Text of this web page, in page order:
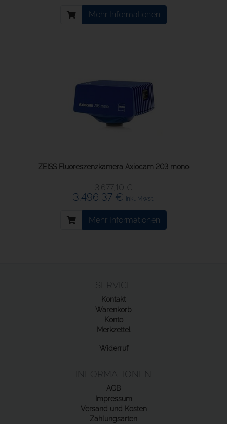
Mehr Informationen
ZEISS Fluoreszenzkamera Axiocam 203 mono
3.677,10 €
3.496,37 € inkl. Mwst.
Mehr Informationen
SERVICE
Kontakt
Warenkorb
Konto
Merkzettel
Widerruf
INFORMATIONEN
AGB
Impressum
Versand und Kosten
Zahlungsarten